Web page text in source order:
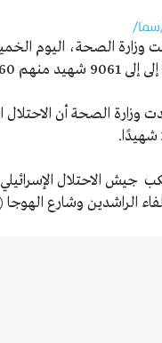
سما/
وزارة الصحة، اليوم
و2326 سيدة والمصابين إلى 32000 العدوان.
جيش الاحتلال
الراشدين وشارع